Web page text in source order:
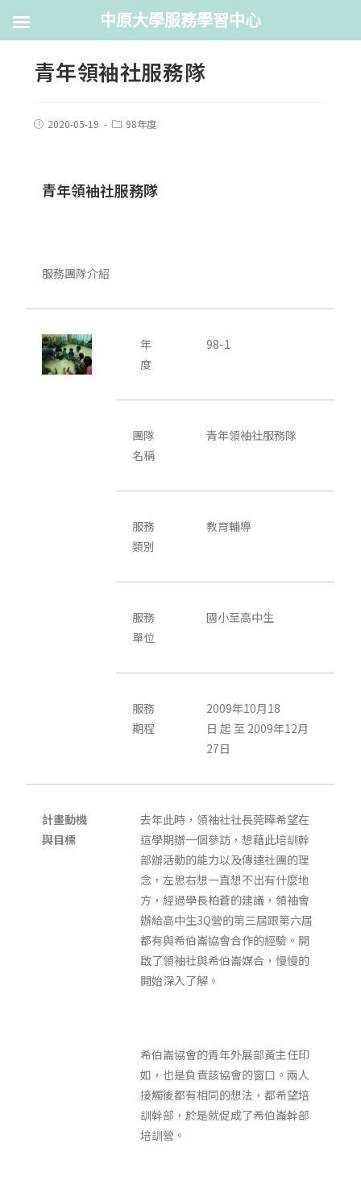
青年領袖社服務隊
2020-05-19 98年度
青年領袖社服務隊
服務團隊介紹
年
度
98-1
團隊
名稱
青年領袖社服務隊
服務
類別
教育輔導
服務
單位
國小至高中生
服務
期程
2009年10月18
日 起 至 2009年12月
27日
計畫動機
與目標
去年此時，領袖社社長莞曄希望在
這學期辦一個參訪，想藉此培訓幹
部辦活動的能力以及傳達社團的理
念，左思右想一直想不出有什麼地
方，經過學長柏蒼的建議，領袖會
辦給高中生3Q營的第三屆跟第六屆
都有與希伯崙協會合作的經驗。開
啟了領袖社與希伯崙媒合，慢慢的
開始深入了解。
希伯崙協會的青年外展部黃主任印
如，也是負責該協會的窗口。兩人
接觸後都有相同的想法，都希望培
訓幹部，於是就促成了希伯崙幹部
培訓營。
中原大學服務學習中心